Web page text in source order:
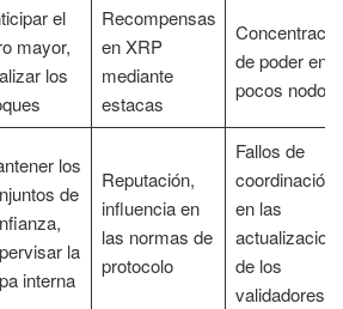
el
mayor,
los
Recompensas
en XRP
mediante
estacas
de poder en
pocos nodos
los
de
la
interna
Reputación,
influencia en
las normas de
protocolo
Fallos de
coordinación
en las
de los
validadores